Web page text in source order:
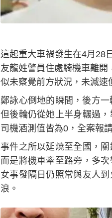
這起重大車禍發生在4月28
友龍姓警員住處騎機車離
似未察覺前方狀況，未減速
鄭詠心倒地的瞬間，後方
但後輪仍從她上半身輾過
司機酒測值皆為0，全案報
事件之所以延燒至全國，
而是將機車牽至路旁，多
女事發隔日仍照常與友人
浪。